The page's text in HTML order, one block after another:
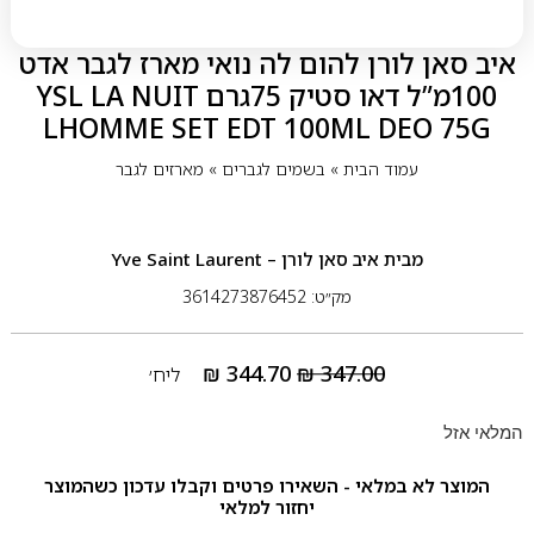
איב סאן לורן להום לה נואי מארז לגבר אדט
100מ”ל דאו סטיק 75גרם YSL LA NUIT
LHOMME SET EDT 100ML DEO 75G
עמוד הבית» בשמים לגברים» מארזים לגבר
מבית איב סאן לורן – Yve Saint Laurent
מק״ט: 3614273876452
₪347.00
₪ 344.70 ליח׳
המלאי אזל
המוצר לא במלאי - השאירו פרטים וקבלו עדכון כשהמוצר
יחזור למלאי